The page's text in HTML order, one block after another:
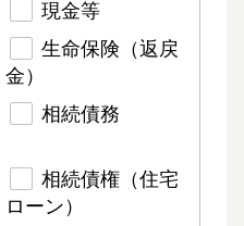
現金等
生命保険（返戻
金）
相続債務
相続債権（住宅
ローン）